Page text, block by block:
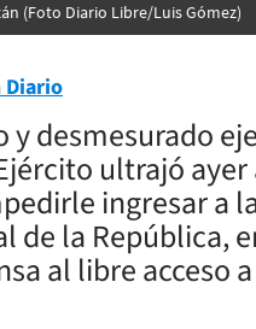
(Foto Diario Libre/Luis Gómez)
desmesurado
ultrajó
ingresar a
de la República,
al libre acceso